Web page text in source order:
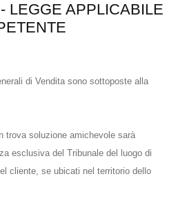
LEGGE APPLICABILE
di Vendita sono sottoposte alla
trova soluzione amichevole sarà
esclusiva del Tribunale del luogo di
cliente, se ubicati nel territorio dello